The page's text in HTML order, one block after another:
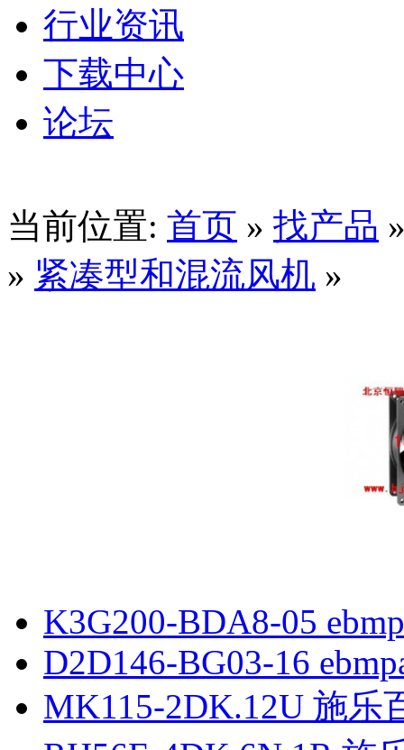
行业资讯
下载中心
论坛
当前位置: 首页 » 找产品
» 紧凑型和混流风机 »
K3G200-BDA8-05
D2D146-BG03-16
MK115-2DK.12U 施乐